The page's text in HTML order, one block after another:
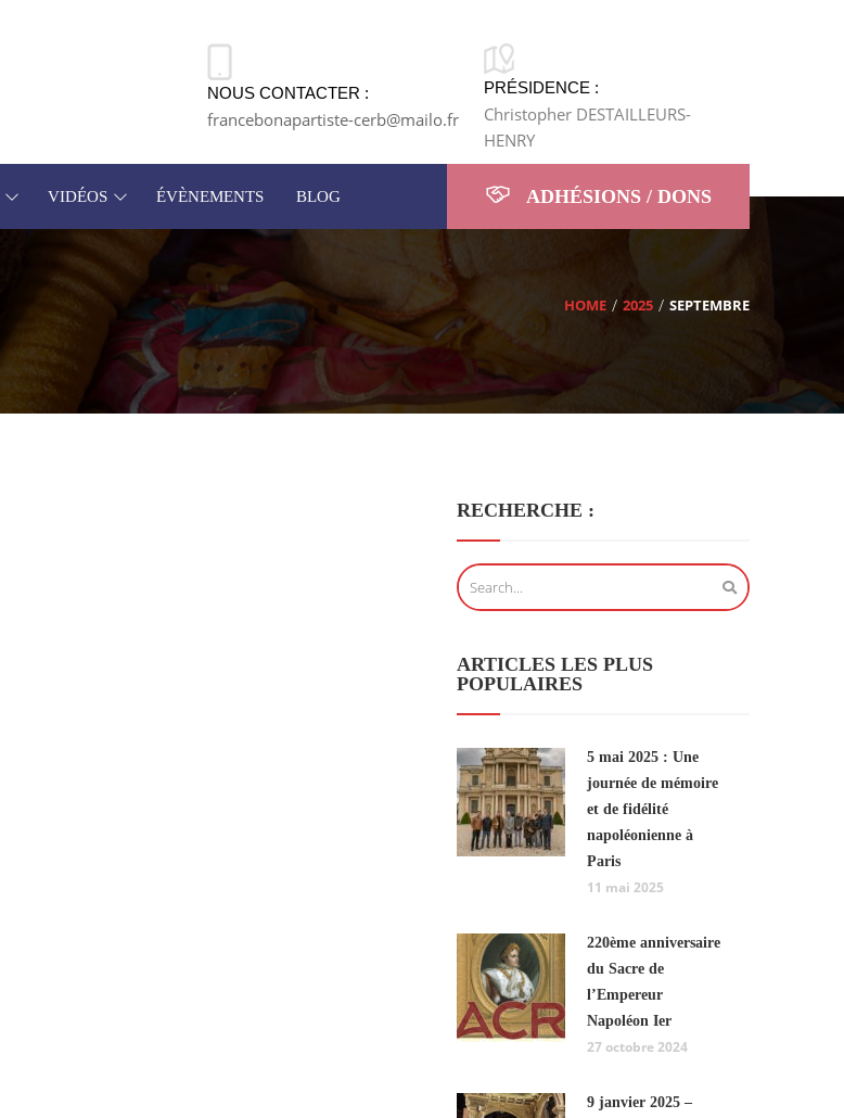
NOUS CONTACTER :
francebonapartiste-cerb@mailo.fr
PRÉSIDENCE :
Christopher DESTAILLEURS-
HENRY
VIDÉOS ÉVÈNEMENTS BLOG ADHÉSIONS / DONS
HOME 2025 SEPTEMBRE
RECHERCHE :
ARTICLES LES PLUS
POPULAIRES
5 mai 2025 : Une
journée de mémoire
et de fidélité
napoléonienne à
Paris
11 mai 2025
220ème anniversaire
du Sacre de
l’Empereur
Napoléon Ier
27 octobre 2024
9 janvier 2025 –